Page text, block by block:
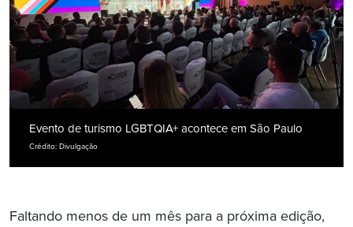
Evento de turismo LGBTQIA+ acontece em São Paulo
Crédito: Divulgação
Faltando menos de um mês para a próxima edição,